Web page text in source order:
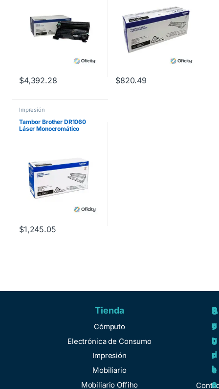
$4,392.28 $820.49
Impresión
Tambor Brother DR1060
Láser Monocromático
$1,245.05
Tienda
Cómputo
Electrónica de Consumo
Impresión
Mobiliario
Mobiliario Offiho
A
y
u
d
a
S
o
b
r
e
n
R
e
g
u
l
a
S
e
r
v
i
c